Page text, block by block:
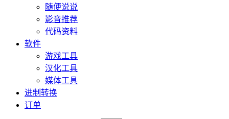
随便说说
影音推荐
代码资料
软件
游戏工具
汉化工具
媒体工具
进制转换
订单